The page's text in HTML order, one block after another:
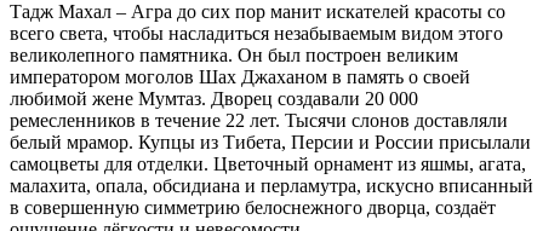
Тадж Махал – Агра до сих пор манит искателей красоты со
всего света, чтобы насладиться незабываемым видом этого
великолепного памятника. Он был построен великим
императором моголов Шах Джаханом в память о своей
любимой жене Мумтаз. Дворец создавали 20 000
ремесленников в течение 22 лет. Тысячи слонов доставляли
белый мрамор. Купцы из Тибета, Персии и России присылали
самоцветы для отделки. Цветочный орнамент из яшмы, агата,
малахита, опала, обсидиана и перламутра, искусно вписанный
в совершенную симметрию белоснежного дворца, создаёт